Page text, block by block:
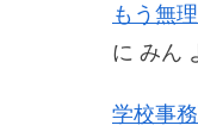
もう無
に みん
学校事